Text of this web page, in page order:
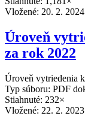
Vložené: 20. 2. 2024
Úroveň
za rok 2022
Úroveň vytriedenia
Typ súboru: PDF
Stiahnuté: 232×
Vložené: 22. 2. 2023